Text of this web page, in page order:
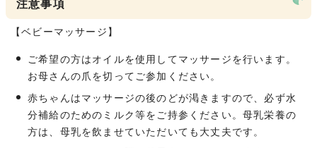
注意事項
【ベビーマッサージ】
ご希望の方はオイルを使用してマッサージを行います。
お母さんの爪を切ってご参加ください。
赤ちゃんはマッサージの後のどが渇きますので、必ず水
分補給のためのミルク等をご持参ください。母乳栄養の
方は、母乳を飲ませていただいても大丈夫です。